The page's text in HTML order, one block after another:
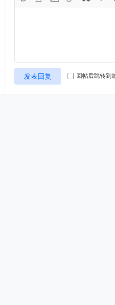
发表回复 回帖后跳转到